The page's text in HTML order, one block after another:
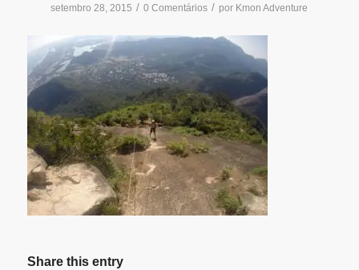
setembro 28, 2015 / 0 Comentários / por Kmon Adventure
Share this entry